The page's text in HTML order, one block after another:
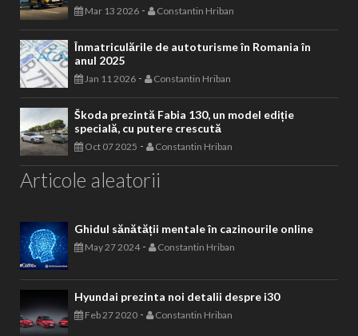
Mar 13 2026 - Constantin Hriban
Înmatriculările de autoturisme în Romania în
anul 2025
Jan 11 2026 - Constantin Hriban
Škoda prezintă Fabia 130, un model ediție
specială, cu putere crescută
Oct 07 2025 - Constantin Hriban
Articole aleatorii
Ghidul sănătății mentale în cazinourile online
May 27 2024- Constantin Hriban
Hyundai prezinta noi detalii despre i30
Feb 27 2020 - Constantin Hriban